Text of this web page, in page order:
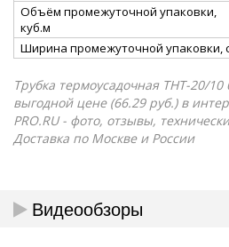
Объём промежуточной упаковки,
куб.м
Ширина промежуточной упаковки,
Трубка термоусадочная ТНТ-20/10
выгодной цене (66.29 руб.) в
PRO.RU - фото, отзывы,
Доставка по Москве и России
Видеообзоры